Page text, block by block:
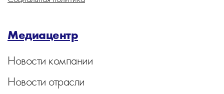
Медиацентр
Новости компании
Новости отрасли